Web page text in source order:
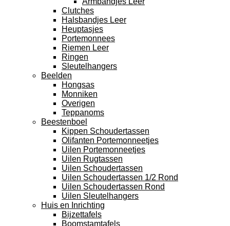
Clutches
Halsbandjes Leer
Heuptasjes
Portemonnees
Riemen Leer
Ringen
Sleutelhangers
Beelden
Hongsas
Monniken
Overigen
Teppanoms
Beestenboel
Kippen Schoudertassen
Olifanten Portemonneetjes
Uilen Portemonneetjes
Uilen Rugtassen
Uilen Schoudertassen
Uilen Schoudertassen 1/2 Rond
Uilen Schoudertassen Rond
Uilen Sleutelhangers
Huis en Inrichting
Bijzettafels
Boomstamtafels